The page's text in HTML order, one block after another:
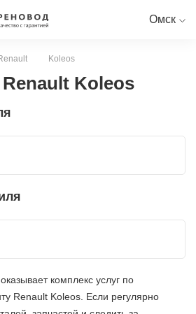
Омск
Koleos
Koleos
комплекс услуг по
Renault Koleos. Если регулярно
КНИГА ОНЛАЙН